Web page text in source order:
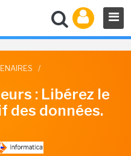
/
: Libérez le
des données.